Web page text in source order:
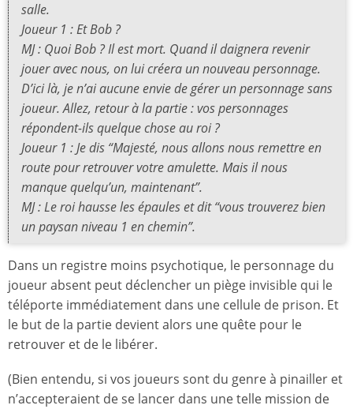
salle.
Joueur 1 : Et Bob ?
MJ : Quoi Bob ? Il est mort. Quand il daignera revenir
jouer avec nous, on lui créera un nouveau personnage.
D’ici là, je n’ai aucune envie de gérer un personnage sans
joueur. Allez, retour à la partie : vos personnages
répondent-ils quelque chose au roi ?
Joueur 1 : Je dis “Majesté, nous allons nous remettre en
route pour retrouver votre amulette. Mais il nous
manque quelqu’un, maintenant”.
MJ : Le roi hausse les épaules et dit “vous trouverez bien
un paysan niveau 1 en chemin”.
Dans un registre moins psychotique, le personnage du
joueur absent peut déclencher un piège invisible qui le
téléporte immédiatement dans une cellule de prison. Et
le but de la partie devient alors une quête pour le
retrouver et de le libérer.
(Bien entendu, si vos joueurs sont du genre à pinailler et
n’accepteraient de se lancer dans une telle mission de